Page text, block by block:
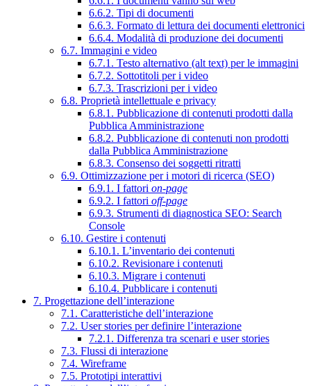
6.6.2. Tipi di documenti
6.6.3. Formato di lettura dei documenti elettronici
6.6.4. Modalità di produzione dei documenti
6.7. Immagini e video
6.7.1. Testo alternativo (alt text) per le immagini
6.7.2. Sottotitoli per i video
6.7.3. Trascrizioni per i video
6.8. Proprietà intellettuale e privacy
6.8.1. Pubblicazione di contenuti prodotti dalla
Pubblica Amministrazione
6.8.2. Pubblicazione di contenuti non prodotti
dalla Pubblica Amministrazione
6.8.3. Consenso dei soggetti ritratti
6.9. Ottimizzazione per i motori di ricerca (SEO)
6.9.1. I fattori on-page
6.9.2. I fattori off-page
6.9.3. Strumenti di diagnostica SEO: Search
Console
6.10. Gestire i contenuti
6.10.1. L’inventario dei contenuti
6.10.2. Revisionare i contenuti
6.10.3. Migrare i contenuti
6.10.4. Pubblicare i contenuti
7. Progettazione dell’interazione
7.1. Caratteristiche dell’interazione
7.2. User stories per definire l’interazione
7.2.1. Differenza tra scenari e user stories
7.3. Flussi di interazione
7.4. Wireframe
7.5. Prototipi interattivi